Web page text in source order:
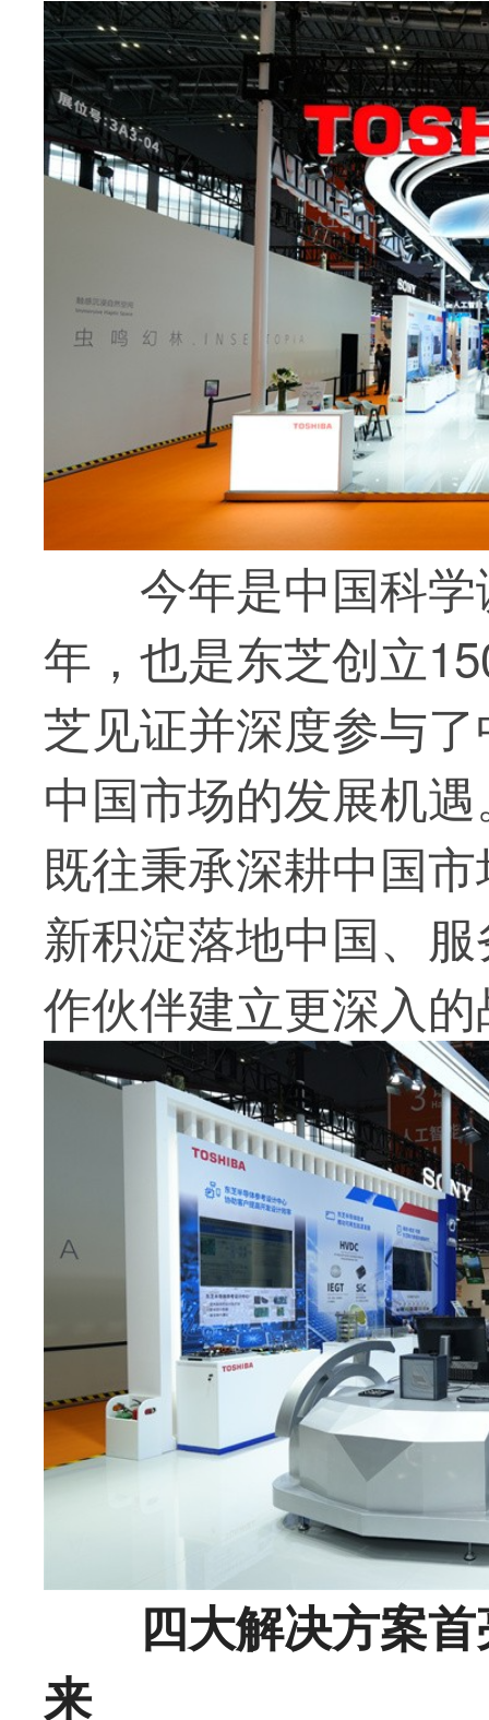
今年是中国科学
年，也是东芝创立
芝见证并深度参与
中国市场的发展机
既往秉承深耕中国
新积淀落地中国、
作伙伴建立更深入
四大解决方案
来